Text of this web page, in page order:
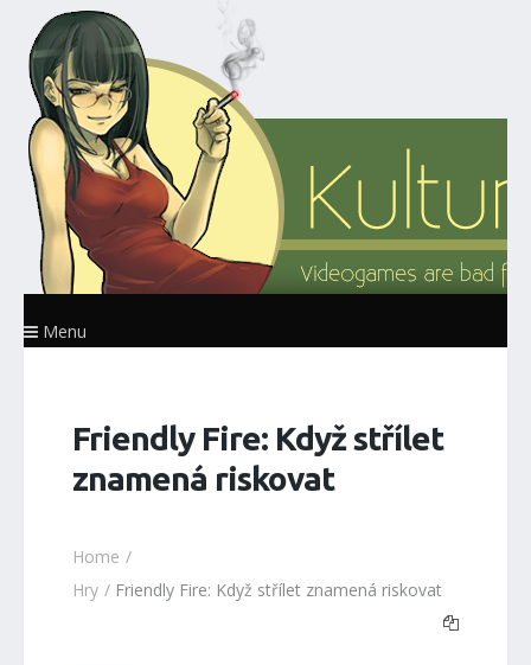
Menu
Friendly Fire: Když střílet
znamená riskovat
Home
Hry Friendly Fire: Když střílet znamená riskovat